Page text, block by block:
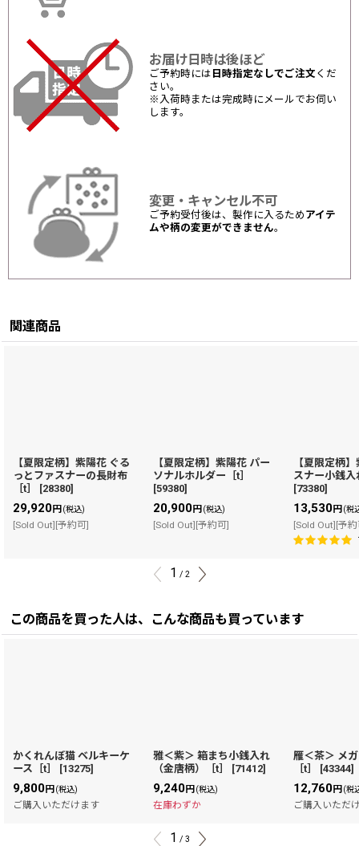
お届け日時は後ほど
ご予約時には 日時指定なしでご注文 くだ
さい。
※入荷時または完成時にメールでお伺い
します。
変更・キャンセル不可
ご予約受付後は、製作に入るため アイテ
ムや柄の変更ができません。
関連商品
【夏限定柄】紫陽花 ぐる
っとファスナーの長財布
［t］
[28380]
29,920円 (税込)
[Sold Out][予約可]
【夏限定柄】紫陽花 パー
ソナルホルダー［t］
[59380]
20,900円 (税込)
[Sold Out][予約可]
【夏限定柄
スナー小銭入
[73380]
13,530円 (税
[Sold Out][予
1 / 2
この商品を買った人は、こんな商品も買っています
かくれんぼ猫 ベルキーケ
ース［t］
[13275]
9,800円(税込)
ご購入いただけます
雅＜紫＞ 箱まち小銭入れ
（金唐柄）［t］
[71412]
9,240円(税込)
在庫わずか
雁＜茶＞ メ
［t］
[43344]
12,760円(税
ご購入いただ
1 / 3